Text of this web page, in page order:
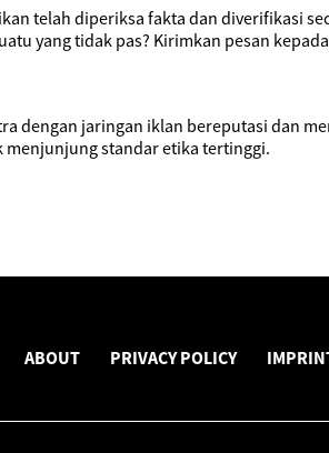
telah diperiksa fakta dan diverifikasi
yang tidak pas? Kirimkan pesan
dengan jaringan iklan bereputasi dan
standar etika tertinggi.
ABOUT PRIVACY POLICY